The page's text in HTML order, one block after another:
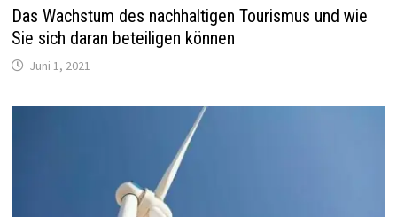
Das Wachstum des nachhaltigen Tourismus und wie
Sie sich daran beteiligen können
Juni 1, 2021